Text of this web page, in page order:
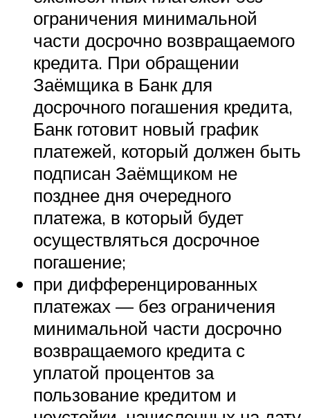
ограничения минимальной
части досрочно возвращаемого
кредита. При обращении
Заёмщика в Банк для
досрочного погашения кредита,
Банк готовит новый график
платежей, который должен быть
подписан Заёмщиком не
позднее дня очередного
платежа, в который будет
осуществляться досрочное
погашение;
при дифференцированных
платежах — без ограничения
минимальной части досрочно
возвращаемого кредита с
уплатой процентов за
пользование кредитом и